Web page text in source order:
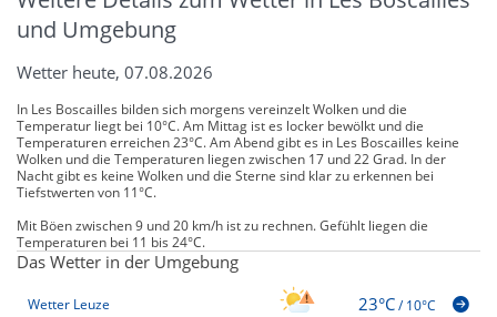
und Umgebung
Wetter heute, 07.08.2026
In Les Boscailles bilden sich morgens vereinzelt Wolken und die
Temperatur liegt bei 10°C. Am Mittag ist es locker bewölkt und die
Temperaturen erreichen 23°C. Am Abend gibt es in Les Boscailles keine
Wolken und die Temperaturen liegen zwischen 17 und 22 Grad. In der
Nacht gibt es keine Wolken und die Sterne sind klar zu erkennen bei
Tiefstwerten von 11°C.
Mit Böen zwischen 9 und 20 km/h ist zu rechnen. Gefühlt liegen die
Temperaturen bei 11 bis 24°C.
Das Wetter in der Umgebung
Wetter Leuze 23°C/10°C